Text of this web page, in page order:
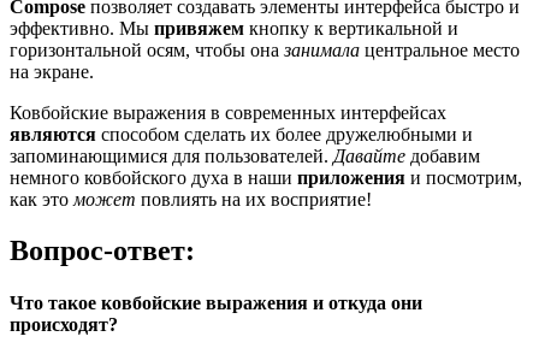
Compose позволяет создавать элементы интерфейса быстро и
эффективно. Мы привяжем кнопку к вертикальной и
горизонтальной осям, чтобы оназанимала центральное место
на экране.
Ковбойские выражения в современных интерфейсах
являются способом сделать их более дружелюбными и
запоминающимися для пользователей. Давайте добавим
немного ковбойского духа в наши приложения и посмотрим,
как это может повлиять на их восприятие!
Вопрос-ответ:
Что такое ковбойские выражения и откуда они
происходят?